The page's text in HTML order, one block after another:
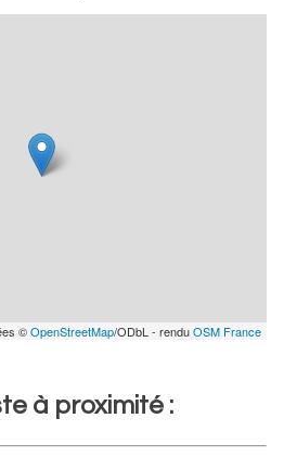
©OpenStreetMap/ODbL - renduOSM France
à proximité :